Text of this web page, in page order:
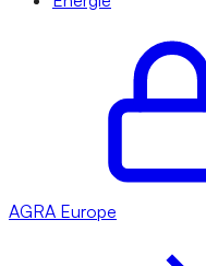
AGRA Europe